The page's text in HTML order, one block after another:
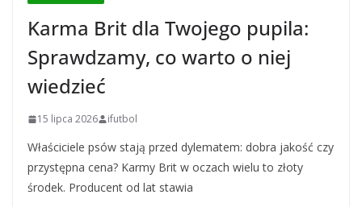
Karma Brit dla Twojego pupila:
Sprawdzamy, co warto o niej
wiedzieć
15 lipca 2026 ifutbol
Właściciele psów stają przed dylematem: dobra jakość czy
przystępna cena? Karmy Brit w oczach wielu to złoty
środek. Producent od lat stawia